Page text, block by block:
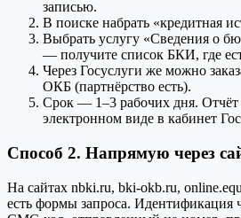
записью.
В поиске набрать «кредитная
Выбрать услугу «Сведения о
— получите список БКИ, где
Через Госуслуги же можно
ОКБ (партнёрство есть).
Срок — 1–3 рабочих дня. Отчёт
электронном виде в кабинет
Способ 2. Напрямую через
На сайтах nbki.ru, bki-okb.ru,
есть формы запроса. Идентификация